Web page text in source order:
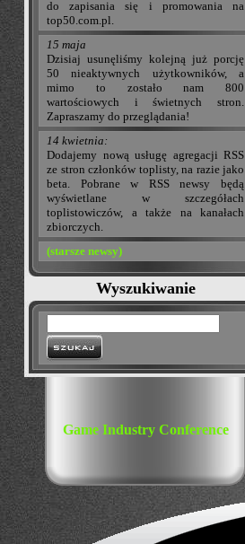
do zapisania się i promowania na
top50.com.pl.
15 maja
Dzisiaj usunęliśmy kolejną już porcję
50 nieaktywnych użytkowników, a
mimo to zostało nam 800
wartościowych i świetnych stron.
Zapraszamy do przeglądania!
14 kwietnia:
Dodajemy nową usługę agregacji RSS
ze stron członków toplisty, na razie jako
beta. Pobrane w RSS newsy będą
wyświetlane w szczegółach
toplistowiczów, a także na kanałach
zbiorczych.
(starsze newsy)
Wyszukiwanie
Game Industry Conference